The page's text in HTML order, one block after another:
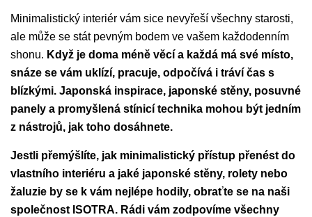
Minimalistický interiér vám sice nevyřeší všechny starosti,
ale může se stát pevným bodem ve vašem každodenním
shonu. Když je doma méně věcí a každá má své místo,
snáze se vám uklízí, pracuje, odpočívá i tráví čas s
blízkými. Japonská inspirace, japonské stěny, posuvné
panely a promyšlená stínicí technika mohou být jedním
z nástrojů, jak toho dosáhnete.
Jestli přemýšlíte, jak minimalistický přístup přenést do
vlastního interiéru a jaké japonské stěny, rolety nebo
žaluzie by se k vám nejlépe hodily, obraťte se na naši
společnost ISOTRA. Rádi vám zodpovíme všechny